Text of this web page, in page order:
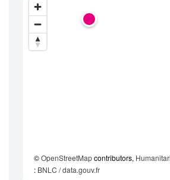
©OpenStreetMapcontributors,
: BNLC / data.gouv.fr